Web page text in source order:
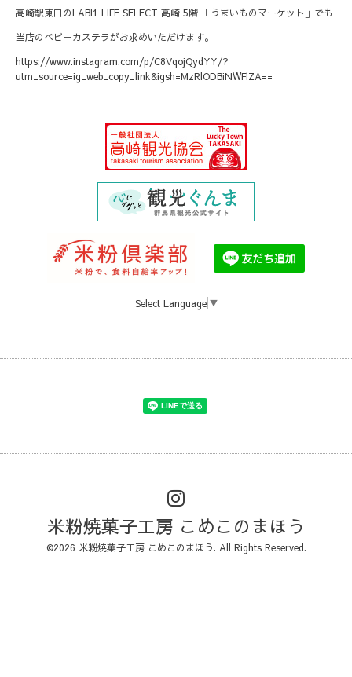
高崎駅東口のLABI1 LIFE SELECT 高崎 5階 「うまいものマーケット」でも
当店のベビーカステラがお求めいただけます。
https://www.instagram.com/p/C8VqojQydYY/?
utm_source=ig_web_copy_link&igsh=MzRlODBiNWFlZA==
Select Language ▼
米粉焼菓子工房 こめこのまほう
©2026 米粉焼菓子工房 こめこのまほう. All Rights Reserved.